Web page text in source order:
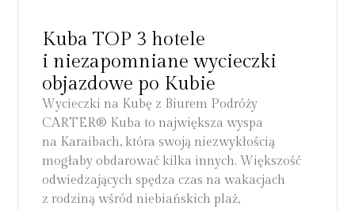
Kuba TOP 3 hotele
i niezapomniane wycieczki
objazdowe po Kubie
Wycieczki na Kubę z Biurem Podróży
CARTER® Kuba to największa wyspa
na Karaibach, która swoją niezwykłością
mogłaby obdarować kilka innych. Większość
odwiedzających spędza czas na wakacjach
z rodziną wśród niebiańskich plaż,